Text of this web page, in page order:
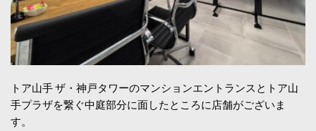
トア山手 ザ・神戸タワーのマンションエントランスとトア山
手プラザを繋ぐ中庭部分に面したところに店舗がございま
す。